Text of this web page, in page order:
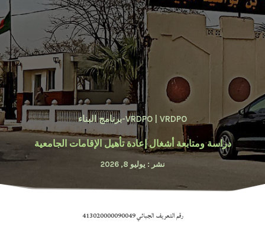
VRDPO VRDPO-برنامج البناء
دراسة ومتابعة أشغال إعادة تأهيل الإقامات الجامعية
نشر : يوليو 8, 2026
رقم التعريف الجبائي 413020000090049